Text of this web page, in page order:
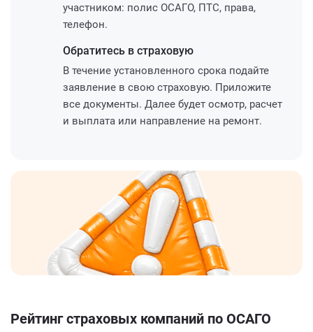
участником: полис ОСАГО, ПТС, права,
телефон.
Обратитесь в страховую
В течение установленного срока подайте
заявление в свою страховую. Приложите
все документы. Далее будет осмотр, расчет
и выплата или направление на ремонт.
Рейтинг страховых компаний по ОСАГО